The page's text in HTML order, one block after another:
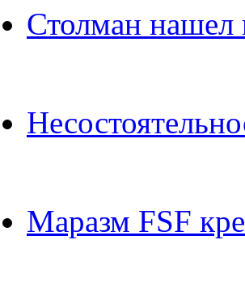
Столман нашел
Маразм FSF